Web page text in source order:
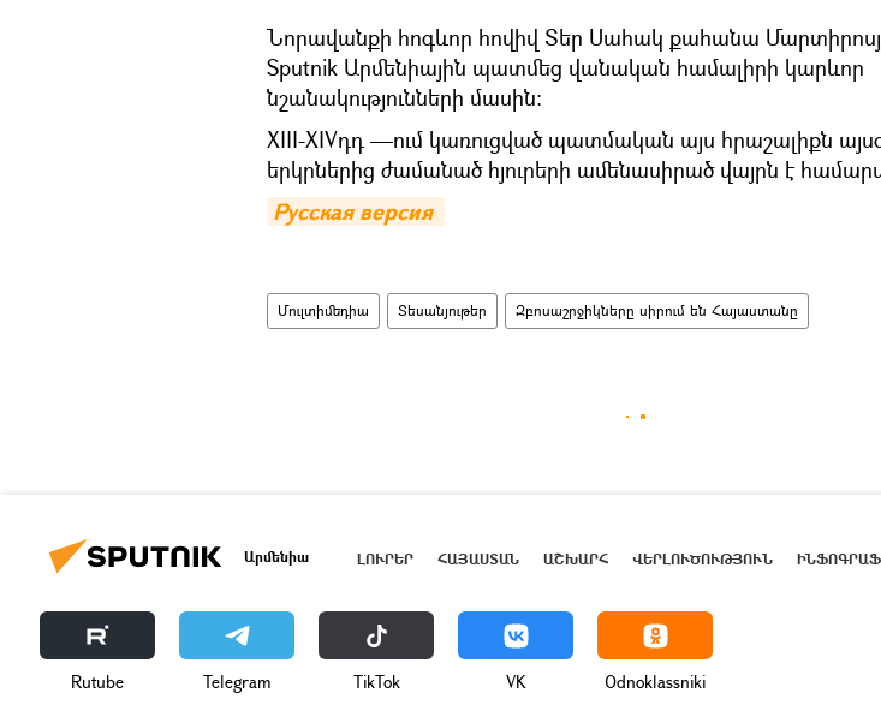
Նորավանքի հոգևոր հովիվ Տեր Սահակ քահանա
Sputnik Արմենիային պատմեց վանական համալիրի կարևոր
նշանակությունների մասին։
XIII-XIVդդ —ում կառուցված պատմական այս հրաշալիքն
երկրներից ժամանած հյուրերի ամենասիրած վայրն է
Русская версия
Մուլտիմեդիա Տեսանյութեր Զբոսաշրջիկները սիրում են Հայաստանը
Արմենիա ԼՈՒՐԵՐ ՀԱՅԱՍՏԱՆ ԱՇԽԱՐՀ ՎԵՐԼՈՒԾՈՒԹՅՈՒՆ
Rutube Telegram ТikТоk VK Odnoklassniki